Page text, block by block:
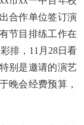
合作单位签订演
节目排练工作在
排，11月28日看
别是邀请的演艺
晚会经费预算，